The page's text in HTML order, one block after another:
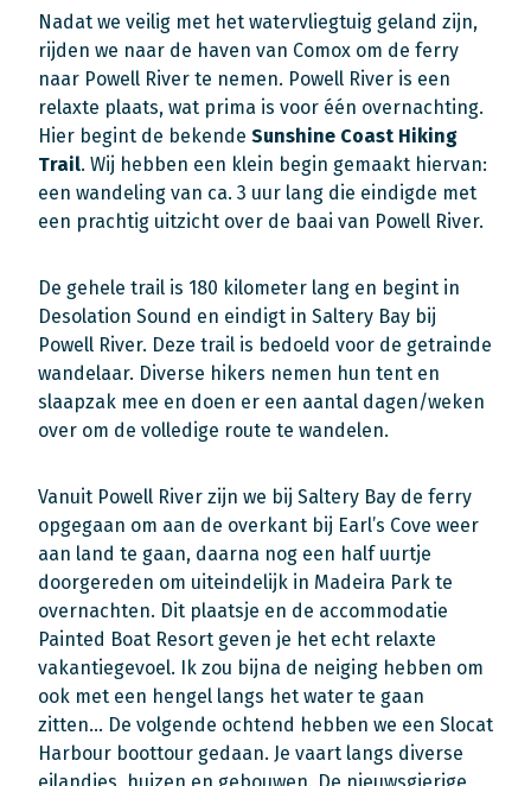
Nadat we veilig met het watervliegtuig geland zijn,
rijden we naar de haven van Comox om de ferry
naar Powell River te nemen. Powell River is een
relaxte plaats, wat prima is voor één overnachting.
Hier begint de bekende Sunshine Coast Hiking
Trail. Wij hebben een klein begin gemaakt hiervan:
een wandeling van ca. 3 uur lang die eindigde met
een prachtig uitzicht over de baai van Powell River.
De gehele trail is 180 kilometer lang en begint in
Desolation Sound en eindigt in Saltery Bay bij
Powell River. Deze trail is bedoeld voor de getrainde
wandelaar. Diverse hikers nemen hun tent en
slaapzak mee en doen er een aantal dagen/weken
over om de volledige route te wandelen.
Vanuit Powell River zijn we bij Saltery Bay de ferry
opgegaan om aan de overkant bij Earl’s Cove weer
aan land te gaan, daarna nog een half uurtje
doorgereden om uiteindelijk in Madeira Park te
overnachten. Dit plaatsje en de accommodatie
Painted Boat Resort geven je het echt relaxte
vakantiegevoel. Ik zou bijna de neiging hebben om
ook met een hengel langs het water te gaan
zitten… De volgende ochtend hebben we een Slocat
Harbour boottour gedaan. Je vaart langs diverse